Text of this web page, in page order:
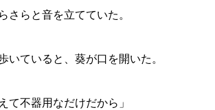
さらと音を立てていた。
いていると、葵が口を開いた。
て不器用なだけだから」